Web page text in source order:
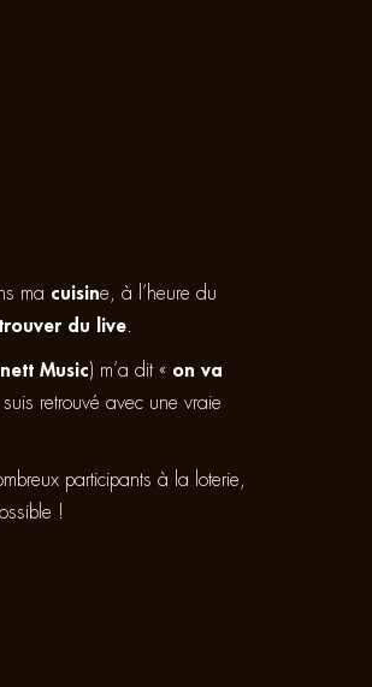
ma cuisine, à l’heure du
du live
Music) m’a dit « on va
suis retrouvé avec une vraie
participants à la loterie,
!